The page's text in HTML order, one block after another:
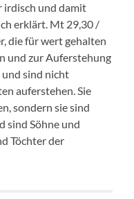
irdisch und damit
erklärt. Mt 29,30 /
die für wert gehalten
und zur Auferstehung
und sind nicht
auferstehen. Sie
sondern sie sind
sind Söhne und
Töchter der